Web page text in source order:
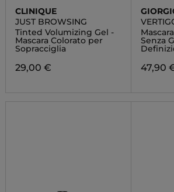
CLINIQUE
JUST BROWSING
Tinted Volumizing Gel -
Mascara Colorato per
Sopracciglia
29,00 €
Senza
47,90